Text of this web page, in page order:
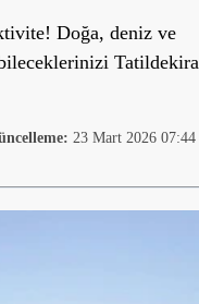
Doğa, deniz ve
23 Mart 2026 07:44